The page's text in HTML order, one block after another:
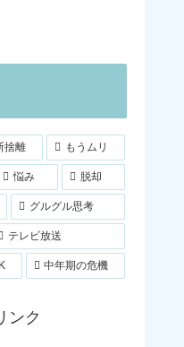
捨離 もうムリ
悩み 脱却
グルグル思考
テレビ放送
中年期の危機
ンク